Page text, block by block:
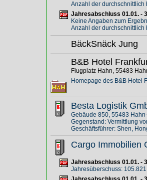
Anzahl der durchschnittlich
Jahresabschluss 01.01. -
Keine Angaben zum
Anzahl der durchschnittlich
BäckSnäck Jung
B&B Hotel
Flugplatz Hahn, 55483
Homepage des B&B Hotel
Besta Logistik
Gebäude 850, 55483
Gegenstand: Vermittlung
Geschäftsführer: Shen,
Cargo Immobilien
Jahresabschluss 01.01. -
Jahresüberschuss: